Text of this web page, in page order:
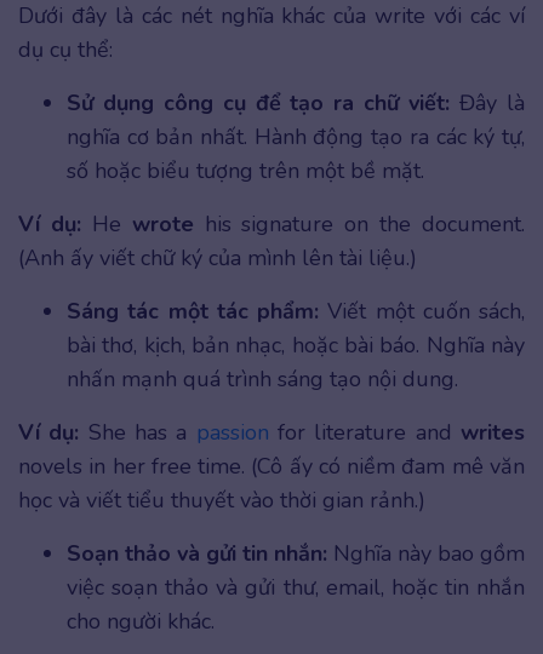
Dưới đây là các nét nghĩa khác của write với các ví
dụ cụ thể:
Sử dụng công cụ để tạo ra chữ viết: Đây là
nghĩa cơ bản nhất. Hành động tạo ra các ký tự,
số hoặc biểu tượng trên một bề mặt.
Ví dụ: He wrote his signature on the document.
(Anh ấy viết chữ ký của mình lên tài liệu.)
Sáng tác một tác phẩm: Viết một cuốn sách,
bài thơ, kịch, bản nhạc, hoặc bài báo. Nghĩa này
nhấn mạnh quá trình sáng tạo nội dung.
Ví dụ: She has a passion for literature and writes
novels in her free time. (Cô ấy có niềm đam mê văn
học và viết tiểu thuyết vào thời gian rảnh.)
Soạn thảo và gửi tin nhắn: Nghĩa này bao gồm
việc soạn thảo và gửi thư, email, hoặc tin nhắn
cho người khác.